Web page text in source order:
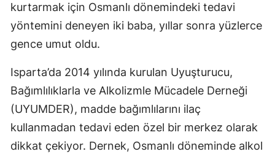
kurtarmak için Osmanlı dönemindeki tedavi
yöntemini deneyen iki baba, yıllar sonra yüzlerce
gence umut oldu.
Isparta’da 2014 yılında kurulan Uyuşturucu,
Bağımlılıklarla ve Alkolizmle Mücadele Derneği
(UYUMDER), madde bağımlılarını ilaç
kullanmadan tedavi eden özel bir merkez olarak
dikkat çekiyor. Dernek, Osmanlı döneminde alkol